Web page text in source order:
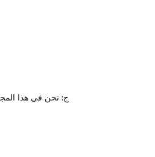
ج: نحن في هذا